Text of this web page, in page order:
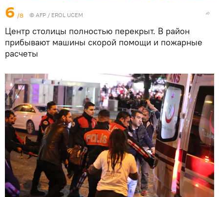
6 /8 © AFP / EROL UCEM
Центр столицы полностью перекрыт. В район
прибывают машины скорой помощи и пожарные
расчеты